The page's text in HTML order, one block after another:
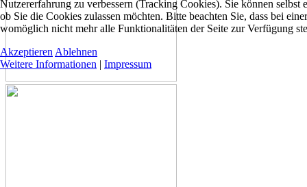
Nutzererfahrung zu verbessern (Tracking Cookies). Sie können selbst
ob Sie die Cookies zulassen möchten. Bitte beachten Sie, dass bei
womöglich nicht mehr alle Funktionalitäten der Seite zur Verfügung
Akzeptieren Ablehnen
Weitere Informationen | Impressum